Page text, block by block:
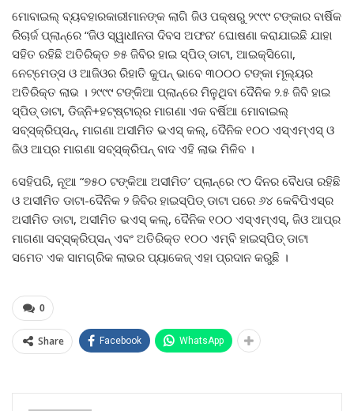
ମୋବାଇଲ୍ ବ୍ୟବହାରକାରୀମାନଙ୍କ ଲାଗି ଜିଓ ପକ୍ଷରୁ ୨୯୯୯ ଟଙ୍କାର ବାର୍ଷିକ
ରିଚାର୍ଜ ପ୍ଲାନ୍‌ରେ “ଜିଓ ସ୍ୱାଧୀନତା ଦିବସ ଅଫର’ ଘୋଷଣା କରାଯାଇଛି ଯାହା
ସହିତ ରହିଛି ଅତିରିକ୍ତ ୭୫ ଜିବିର ହାଇ ସ୍ପିଡ୍ ଡାଟା, ଆଇକ୍ସିଗୋ,
ନେଟ୍‌ମେଡ୍‌ସ ଓ ଆଜିଓର ରିହାତି କୁପନ୍ ଭାବେ ୩୦୦୦ ଟଙ୍କା ମୂଲ୍ୟର
ଅତିରିକ୍ତ ଲାଭ । ୨୯୯୯ ଟଙ୍କିଆ ପ୍ଲାନ୍‌ରେ ମିଳୁଥିବା ଦୈନିକ ୨.୫ ଜିବି ହାଇ
ସ୍ପିଡ୍ ଡାଟା, ଡିଜ୍‌ନି+ହଟ୍‌ଷ୍ଟାର୍‌ର ମାଗଣା ଏକ ବର୍ଷିଆ ମୋବାଇଲ୍
ସବ୍‌ସ୍କ୍ରିପ୍‌ସନ୍‌, ମାଗଣା ଅସୀମିତ ଭଏସ୍ କଲ୍‌, ଦୈନିକ ୧୦୦ ଏସ୍‌ଏମ୍‌ଏସ୍ ଓ
ଜିଓ ଆପ୍‌ର ମାଗଣା ସବ୍‌ସ୍କ୍ରିପନ୍ ବାଦ ଏହି ଲାଭ ମିଳିବ ।
ସେହିପରି, ନୂଆ “୭୫୦ ଟଙ୍କିଆ ଅସୀମିତ’ ପ୍ଲାନ୍‌ରେ ୯୦ ଦିନର ବୈଧତା ରହିଛି
ଓ ଅସୀମିତ ଡାଟା-ଦୈନିକ ୨ ଜିବିର ହାଇସ୍ପିଡ୍ ଡାଟା ପରେ ୬୪ କେବିପିଏସ୍‌ର
ଅସୀମିତ ଡାଟା, ଅସୀମିତ ଭଏସ୍ କଲ୍‌, ଦୈନିକ ୧୦୦ ଏସ୍‌ଏମ୍‌ଏସ୍‌, ଜିଓ ଆପ୍‌ର
ମାଗଣା ସବ୍‌ସ୍କ୍ରିପ୍‌ସନ୍ ଏବଂ ଅତିରିକ୍ତ ୧୦୦ ଏମ୍‌ବି ହାଇସ୍ପିଡ୍ ଡାଟା
ସମେତ ଏକ ସାମଗ୍ରିକ ଲାଭର ପ୍ୟାକେଜ୍ ଏହା ପ୍ରଦାନ କରୁଛି ।
0
Share Facebook WhatsApp